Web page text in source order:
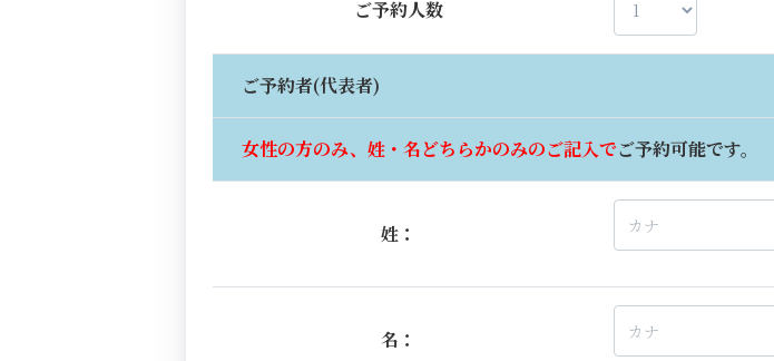
ご予約人数
ご予約者(代表者)
女性の方のみ、姓・名どちらかのみのご記入でご予約可能です。
姓：
名：